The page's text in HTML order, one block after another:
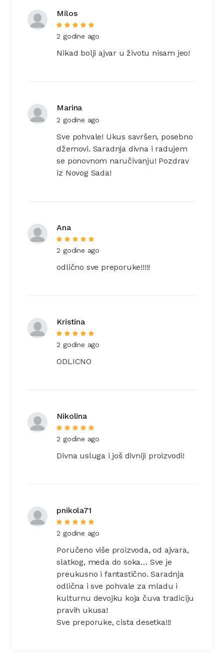
Milos
2 godine ago
Nikad bolji ajvar u životu nisam jeo!
Marina
2 godine ago
Sve pohvale! Ukus savršen, posebno
džemovi. Saradnja divna i radujem
se ponovnom naručivanju! Pozdrav
iz Novog Sada!
Ana
2 godine ago
odlično sve preporuke!!!!!
Kristina
2 godine ago
ODLICNO
Nikolina
2 godine ago
Divna usluga i još divniji proizvodi!
pnikola71
2 godine ago
Poručeno više proizvoda, od ajvara,
slatkog, meda do soka… Sve je
preukusno i fantastično. Saradnja
odlična i sve pohvale za mladu i
kulturnu devojku koja čuva tradiciju
pravih ukusa!
Sve preporuke, cista desetka!!!